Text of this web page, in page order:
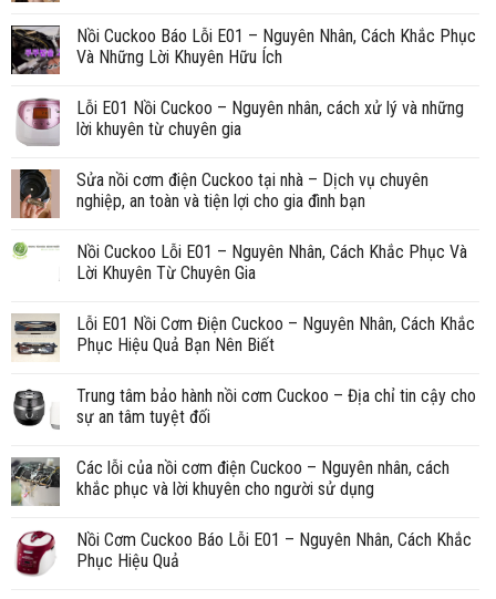
Nồi Cuckoo Báo Lỗi E01 – Nguyên Nhân, Cách Khắc Phục
Và Những Lời Khuyên Hữu Ích
Lỗi E01 Nồi Cuckoo – Nguyên nhân, cách xử lý và những
lời khuyên từ chuyên gia
Sửa nồi cơm điện Cuckoo tại nhà – Dịch vụ chuyên
nghiệp, an toàn và tiện lợi cho gia đình bạn
Nồi Cuckoo Lỗi E01 – Nguyên Nhân, Cách Khắc Phục Và
Lời Khuyên Từ Chuyên Gia
Lỗi E01 Nồi Cơm Điện Cuckoo – Nguyên Nhân, Cách Khắc
Phục Hiệu Quả Bạn Nên Biết
Trung tâm bảo hành nồi cơm Cuckoo – Địa chỉ tin cậy cho
sự an tâm tuyệt đối
Các lỗi của nồi cơm điện Cuckoo – Nguyên nhân, cách
khắc phục và lời khuyên cho người sử dụng
Nồi Cơm Cuckoo Báo Lỗi E01 – Nguyên Nhân, Cách Khắc
Phục Hiệu Quả